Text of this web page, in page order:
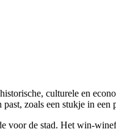
culturele en
zoals een stukje in een
voor de stad. Het win-